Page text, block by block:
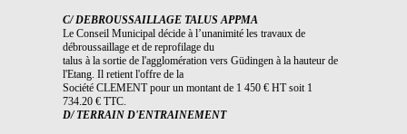
C/ DEBROUSSAILLAGE TALUS APPMA
Le Conseil Municipal décide à l’unanimité les travaux de
débroussaillage et de reprofilage du
talus à la sortie de l'agglomération vers Güdingen à la hauteur de
l'Etang. Il retient l'offre de la
Société CLEMENT pour un montant de 1 450 € HT soit 1
734.20 € TTC.
D/ TERRAIN D'ENTRAINEMENT